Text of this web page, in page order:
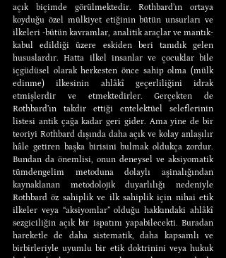
açık biçimde görülmektedir. Rothbard’ın ortaya
koyduğu özel mülkiyet etiğinin bütün unsurları ve
ilkeleri -bütün kavramlar, analitik araçlar ve mantık-
kabul edildiği üzere eskiden beri tanıdık gelen
hususlardır. Hatta ilkel insanlar ve çocuklar bile
içgüdüsel olarak herkesten önce sahip olma (mülk
edinme) ilkesinin ahlâkî geçerliliğini idrak
etmişlerdir ve etmektedirler. Gerçekten de
Rothbard’ın takdir ettiği entelektüel seleflerinin
listesi antik çağa kadar geri gider. Ama yine de bir
teoriyi Rothbard dışında daha açık ve kolay anlaşılır
hâle getiren başka birisini bulmak oldukça zordur.
Bundan da önemlisi, onun deneysel ve aksiyomatik
tümdengelim metoduna dolaylı aşinalığından
kaynaklanan metodolojik duyarlılığı nedeniyle
Rothbard öz sahiplik ve ilk sahiplik için nihai etik
ilkeler veya “aksiyomlar” olduğu hakkındaki ahlâkî
sezgiciliğin açık bir ispatını yapabilecekti. Buradan
hareketle de daha sistematik, daha kapsamlı ve
birbirleriyle uyumlu bir etik doktrinini veya hukuk